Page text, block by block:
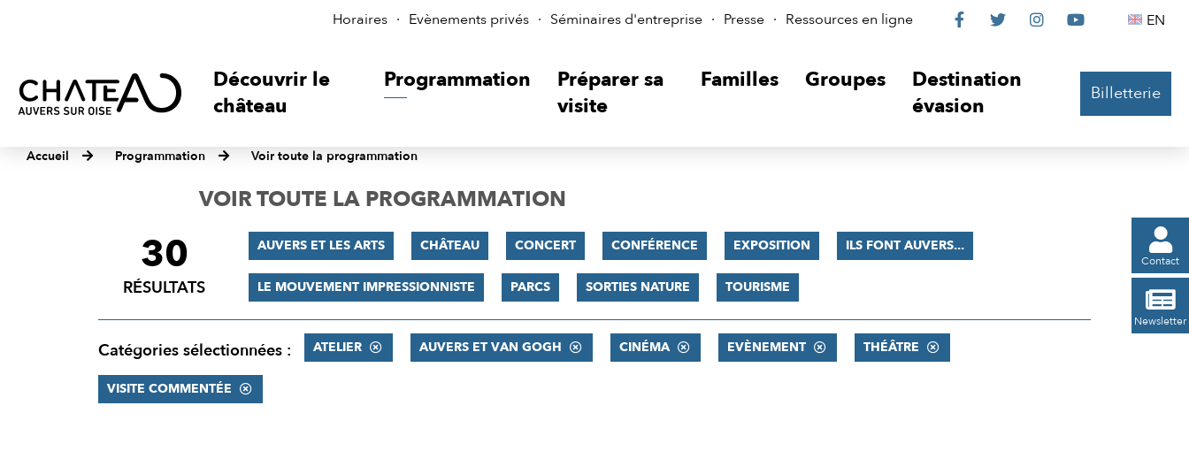
Horaires Evènements privés Séminaires d'entreprise Presse Ressources en ligne
Le
sur

Le

Le

Le
 EN
Découvrir le
château
Programmation
Préparer sa
visite
Familles Groupes
Destination
évasion
Billetterie
Accueil Programmation Voir toute la programmation

Contact

Newsletter
VOIR TOUTE LA PROGRAMMATION
FILTRER
RÉSULTATS
30
RÉSULTATS
AUVERS ET LES ARTS CHÂTEAU CONCERT CONFÉRENCE EXPOSITION ILS FONT AUVERS...
LE MOUVEMENT IMPRESSIONNISTE PARCS SORTIES NATURE TOURISME
Catégories sélectionnées : ATELIER AUVERS ET VAN GOGH CINÉMA EVÈNEMENT THÉÂTRE
VISITE COMMENTÉE